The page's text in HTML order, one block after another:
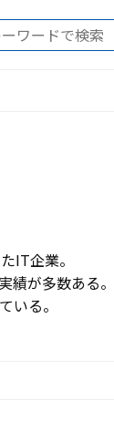
IT企業。
が多数ある。
いる。